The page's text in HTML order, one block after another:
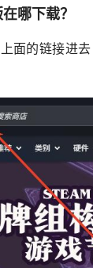
哪下载？
面的链接进